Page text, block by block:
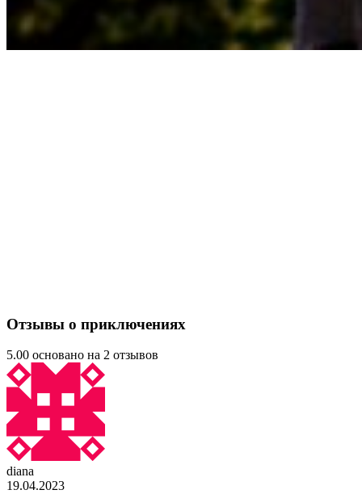
Отзывы о приключениях
5.00 основано на 2 отзывов
diana
19.04.2023